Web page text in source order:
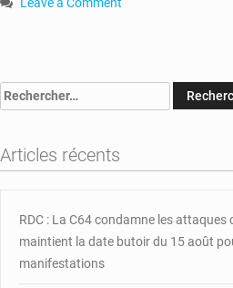
RCA
de
la
du
pour
exploiter
Rechercher :
Articles récents
RDC : La C64 condamne les attaques
maintient la date butoir du 15 août
manifestations